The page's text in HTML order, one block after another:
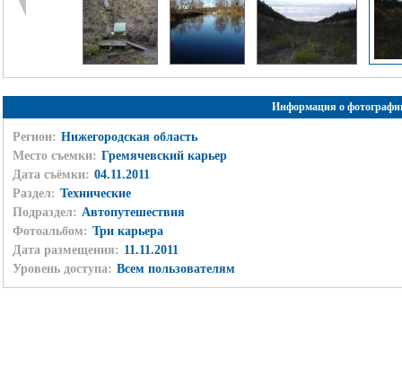
Информация о
Регион: Нижегородская область
Место съемки: Гремячевский карьер
Дата съёмки: 04.11.2011
Раздел: Технические
Подраздел: Автопутешествия
Фотоальбом: Три карьера
Дата размещения: 11.11.2011
Уровень доступа: Всем пользователям